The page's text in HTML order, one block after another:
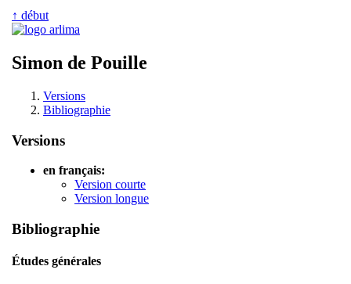
↑ début
Simon de Pouille
Versions
Bibliographie
Versions
en français:
Version courte
Version longue
Bibliographie
Études générales